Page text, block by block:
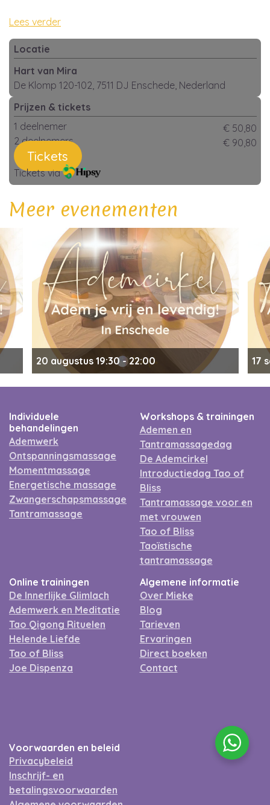
Lees verder
Locatie
Hart van Mira
De Klomp 120-102, 7511 DJ Enschede, Nederland
Prijzen & tickets
1 deelnemer
€ 50,80
2 deelnemers
€ 90,80
Tickets
Tickets via
Meer evenementen
20 augustus 19:30 - 22:00
Ademcirkel in Enschede
17
Individuele
behandelingen
Ademwerk
Ontspanningsmassage
Momentmassage
Energetische massage
Zwangerschapsmassage
Tantramassage
Workshops & trainingen
Ademen en
Tantramassagedag
De Ademcirkel
Introductiedag Tao of
Bliss
Tantramassage voor en
met vrouwen
Tao of Bliss
Taoïstische
tantramassage
Online trainingen
De Innerlijke Glimlach
Ademwerk en Meditatie
Tao Qigong Rituelen
Helende Liefde
Tao of Bliss
Joe Dispenza
Algemene informatie
Over Mieke
Blog
Tarieven
Ervaringen
Direct boeken
Contact
Voorwaarden en beleid
Privacybeleid
Inschrijf- en
betalingsvoorwaarden